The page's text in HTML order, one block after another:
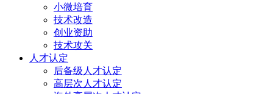
小微培育
技术改造
创业资助
技术攻关
人才认定
后备级人才认定
高层次人才认定